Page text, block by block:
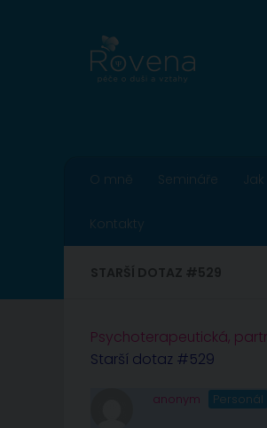
O mně Semináře
Kontakty
Psychoterapeutická,
Starší dotaz #529
anonym Personál